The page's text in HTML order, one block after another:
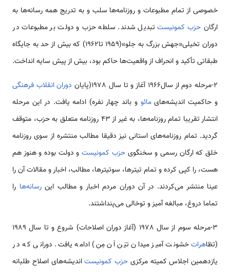
خصوصی از تمام مطبوعات و روزنامه‌ها سلب و به تدریج همه رسانه‌ها به
ارگان حزب کمونیست تبدیل شدند. سلطه حزب و دولت بر مطبوعات در
دوران تخیلی«جهش بزرگ به جلو»(1959 تا1962) که بیش از حد به جایگاه
طبقاتی تأکید و انحراف از واقعیت‌ها حاکم بود، بیش از پیش سایه انداخت.
2-مرحله دوم از سال1966 آغاز و تا سال 1978(پایان
دوران انقلاب فرهنگی
و حاکمیت اندیشه­‌هایمائو و باند چهار نفره) ادامه یافت. در این مرحله
انتشار تقریبا تمام روزنامه‌ها، به غیر از 43 روزنامه متعلق به حزب، متوقف
گردید. تمام روزنامه‌های استانی نیز دقیقا مطالب منتشره از سوی روزنامه
خلق که ارگان رسمی و سخنگویحزب کمونیستو دولت بوده و هنوز هم
هست، را کپی کرده و تمام تیترها، سوتیترها، مطالب، اخبار و مقالات آن را
عینا منتشر می‌کردند. در آن دوران مردم اخبار و مطالب اینرسانه‌ها را
تماما دروغ، مبالغه آمیز و توخالی می‌پنداشتند.
3-مرحله سوم از سال 1978 (آغاز دوران اصلاحات) شروع و تا سال 1989
(تظاهراتخشونت آمیز میدان تیَن اَن مِن) ادامه یافت. دورانی که در
یازدهمین اجلاس کمیته مرکزی حزب کمونیستاندیشه­‌های اصلاح طلبانه